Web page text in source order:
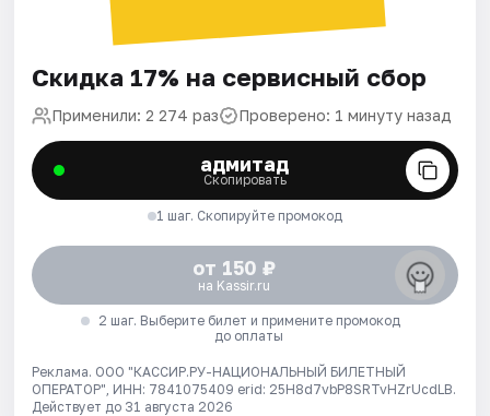
Скидка 17% на сервисный сбор
Применили: 2 274 раз Проверено: 1 минуту назад
адмитад
Скопировать
1 шаг. Скопируйте промокод
от 150 ₽
на Kassir.ru
2 шаг. Выберите билет и примените промокод
до оплаты
Реклама. ООО "КАССИР.РУ-НАЦИОНАЛЬНЫЙ БИЛЕТНЫЙ
ОПЕРАТОР", ИНН: 7841075409 erid: 25H8d7vbP8SRTvHZrUcdLB.
Действует до 31 августа 2026